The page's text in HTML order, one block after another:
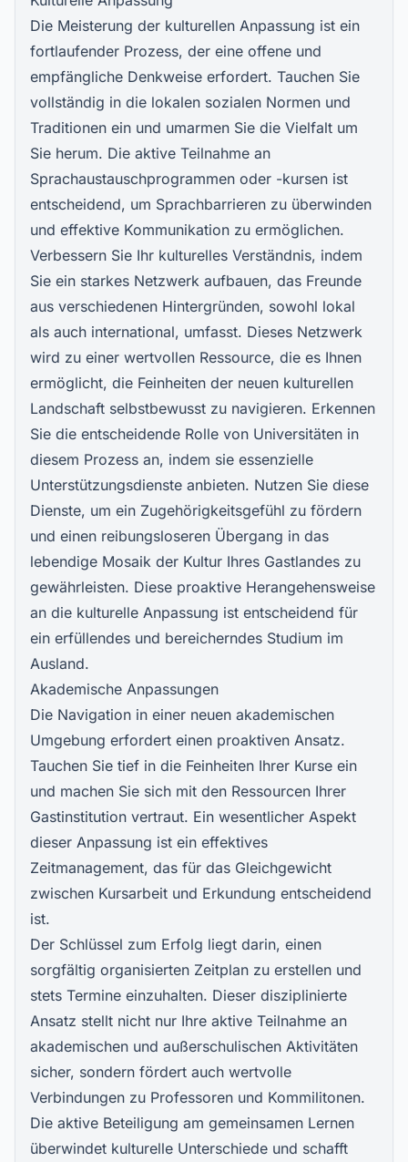
Die Meisterung der kulturellen Anpassung ist ein
fortlaufender Prozess, der eine offene und
empfängliche Denkweise erfordert. Tauchen Sie
vollständig in die lokalen sozialen Normen und
Traditionen ein und umarmen Sie die Vielfalt um
Sie herum. Die aktive Teilnahme an
Sprachaustauschprogrammen oder -kursen ist
entscheidend, um Sprachbarrieren zu überwinden
und effektive Kommunikation zu ermöglichen.
Verbessern Sie Ihr kulturelles Verständnis, indem
Sie ein starkes Netzwerk aufbauen, das Freunde
aus verschiedenen Hintergründen, sowohl lokal
als auch international, umfasst. Dieses Netzwerk
wird zu einer wertvollen Ressource, die es Ihnen
ermöglicht, die Feinheiten der neuen kulturellen
Landschaft selbstbewusst zu navigieren. Erkennen
Sie die entscheidende Rolle von Universitäten in
diesem Prozess an, indem sie essenzielle
Unterstützungsdienste anbieten. Nutzen Sie diese
Dienste, um ein Zugehörigkeitsgefühl zu fördern
und einen reibungsloseren Übergang in das
lebendige Mosaik der Kultur Ihres Gastlandes zu
gewährleisten. Diese proaktive Herangehensweise
an die kulturelle Anpassung ist entscheidend für
ein erfüllendes und bereicherndes Studium im
Ausland.
Akademische Anpassungen
Die Navigation in einer neuen akademischen
Umgebung erfordert einen proaktiven Ansatz.
Tauchen Sie tief in die Feinheiten Ihrer Kurse ein
und machen Sie sich mit den Ressourcen Ihrer
Gastinstitution vertraut. Ein wesentlicher Aspekt
dieser Anpassung ist ein effektives
Zeitmanagement, das für das Gleichgewicht
zwischen Kursarbeit und Erkundung entscheidend
ist.
Der Schlüssel zum Erfolg liegt darin, einen
sorgfältig organisierten Zeitplan zu erstellen und
stets Termine einzuhalten. Dieser disziplinierte
Ansatz stellt nicht nur Ihre aktive Teilnahme an
akademischen und außerschulischen Aktivitäten
sicher, sondern fördert auch wertvolle
Verbindungen zu Professoren und Kommilitonen.
Die aktive Beteiligung am gemeinsamen Lernen
überwindet kulturelle Unterschiede und schafft